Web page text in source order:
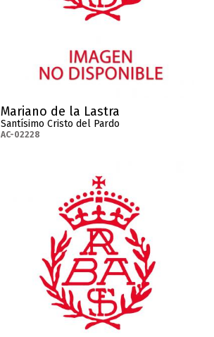
Mariano de la Lastra
Santísimo Cristo del Pardo
AC-02228